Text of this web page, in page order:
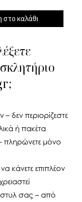
στο καλάθι
– δεν περιορίζεστε
ή πακέτα
πληρώνετε μόνο
να κάνετε επιπλέον
σας – από